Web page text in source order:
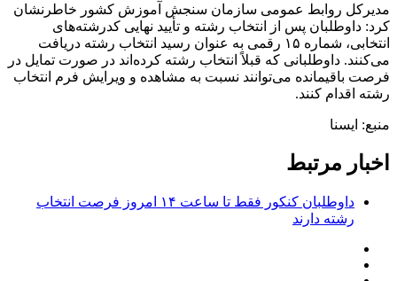
مدیرکل روابط عمومی سازمان سنجش آموزش کشور خاطرنشان
کرد: داوطلبان پس از انتخاب رشته و تأیید نهایی کدرشته‌های
انتخابی، شماره ۱۵ رقمی به عنوان رسید انتخاب رشته دریافت
می‌کنند. داوطلبانی که قبلاً انتخاب رشته کرده‌اند در صورت تمایل در
فرصت باقیمانده می‌توانند نسبت به مشاهده و ویرایش فرم انتخاب
رشته اقدام کنند.
منبع: ایسنا
اخبار مرتبط
داوطلبان کنکور فقط تا ساعت ۱۴ امروز فرصت انتخاب
رشته دارند